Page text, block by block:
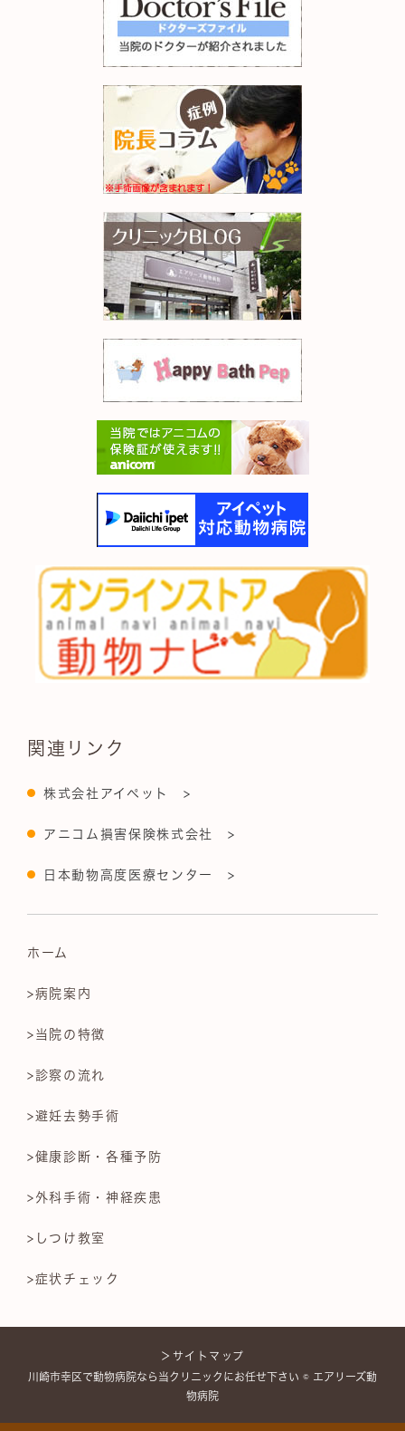
関連リンク
株式会社アイペット >
アニコム損害保険株式会社 >
日本動物高度医療センター >
ホーム
>病院案内
>当院の特徴
>診察の流れ
>避妊去勢手術
>健康診断・各種予防
>外科手術・神経疾患
>しつけ教室
>症状チェック
＞サイトマップ
川崎市幸区で動物病院なら当クリニックにお任せ下さい © エアリーズ動
物病院